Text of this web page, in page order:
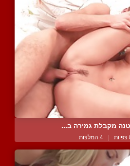
מקבלת גמירה ב...
| 4 המלצות